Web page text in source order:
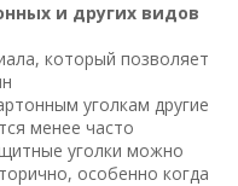
и других видов
который позволяет
уголкам другие
менее часто
уголки можно
особенно когда